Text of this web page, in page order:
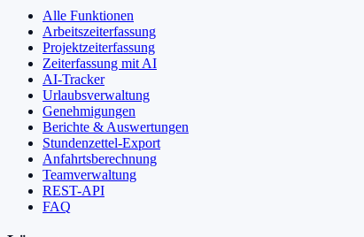
Alle Funktionen
Arbeitszeiterfassung
Projektzeiterfassung
Zeiterfassung mit AI
AI-Tracker
Urlaubsverwaltung
Genehmigungen
Berichte & Auswertungen
Stundenzettel-Export
Anfahrtsberechnung
Teamverwaltung
REST-API
FAQ